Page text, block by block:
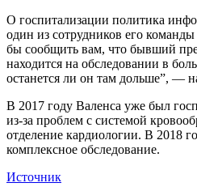
О госпитализации политика
один из сотрудников его
бы сообщить вам, что бывший
находится на обследовании в
останется ли он там дольше”, —
В 2017 году Валенса уже был
из-за проблем с системой
отделение кардиологии. В 2018
комплексное обследование.
Источник